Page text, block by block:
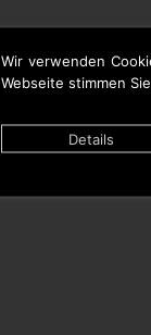
Wir verwenden
Webseite stimmen
Details